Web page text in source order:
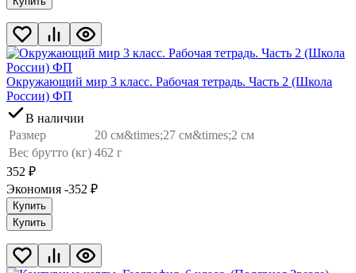
Окружающий мир 3 класс. Рабочая тетрадь. Часть 2 (Школа
России) ФП
В наличии
Размер
20 см&times;27 см&times;2 см
Вес брутто (кг) 462 г
352 ₽
Экономия -352 ₽
Купить
Купить